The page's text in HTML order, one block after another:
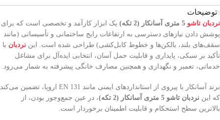
توضیحات
نردبان تاشو
یک ابزار کارآمد و تخصصی است که برای
پوشش دادن نیازهای دسترسی به ارتفاعات رایج ساختمانی و تأسیساتی (مانند
سقف‌های بلند، بالکن‌ها و خطوط کابل‌کشی) طراحی شده است. این نردبان با
تأکید بر سبکی، پایداری و قابلیت حمل آسان، انتخابی ایده‌آل برای مشاغل
خدماتی، تعمیر و نگهداری و همچنین مصارف خانگی پیشرفته به شمار می‌رود.
برند آسانکار با پیروی از استانداردهای ایمنی مانند EN 131 اروپا، تضمین می‌کند
که این نردبان تاشو 5 متری آسانکار (2 تکه)
، در عین جمع‌وجور بودن، از
بالاترین سطح استحکام و قابلیت اطمینان برخوردار است.